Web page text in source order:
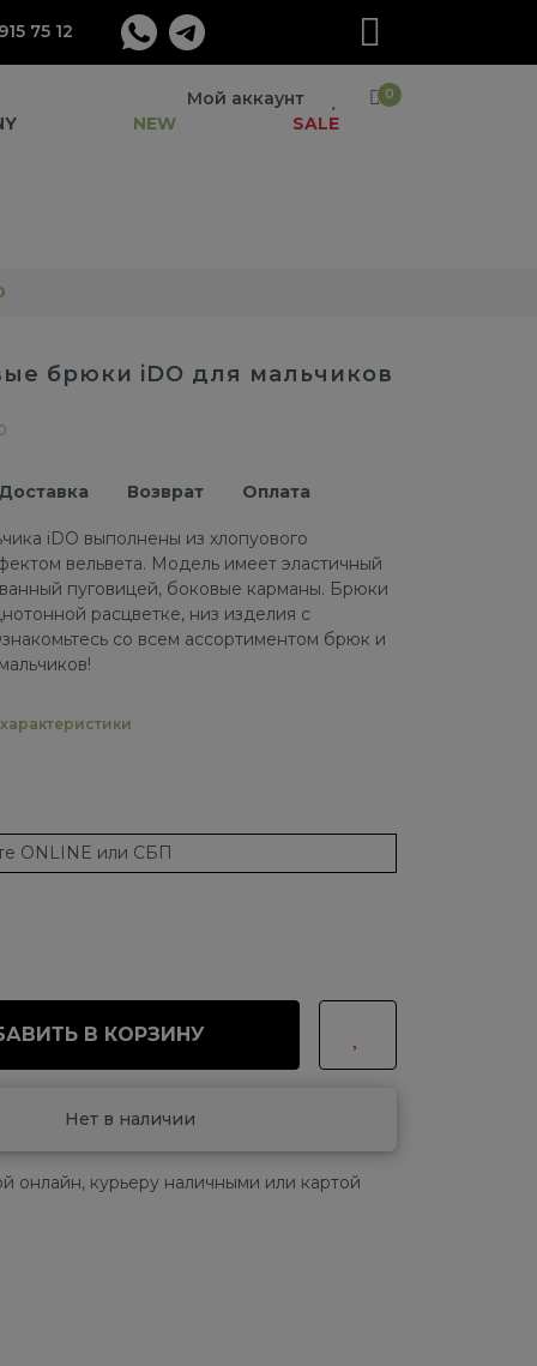
75 12
Мой аккаунт 0
NEW SALE
брюки iDO для мальчиков
Доставка Возврат Оплата
iDO выполнены из хлопуового
вельвета. Модель имеет эластичный
пуговицей, боковые карманы. Брюки
расцветке, низ изделия с
со всем ассортиментом брюк и
ONLINE или СБП
В КОРЗИНУ
Нет в наличии
онлайн, курьеру наличными или картой